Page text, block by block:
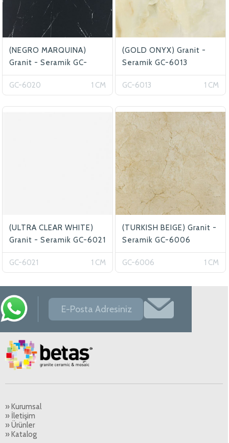
(NEGRO MARQUINA)
Granit - Seramik GC-
6020
GC-6020
1 CM
(GOLD ONYX) Granit -
Seramik GC-6013
GC-6013 1 CM
(ULTRA CLEAR WHITE)
Granit - Seramik GC-6021
GC-6021 1 CM
(TURKISH BEIGE) Granit -
Seramik GC-6006
GC-6006 1 CM
» Kurumsal
» İletişim
» Ürünler
» Katalog